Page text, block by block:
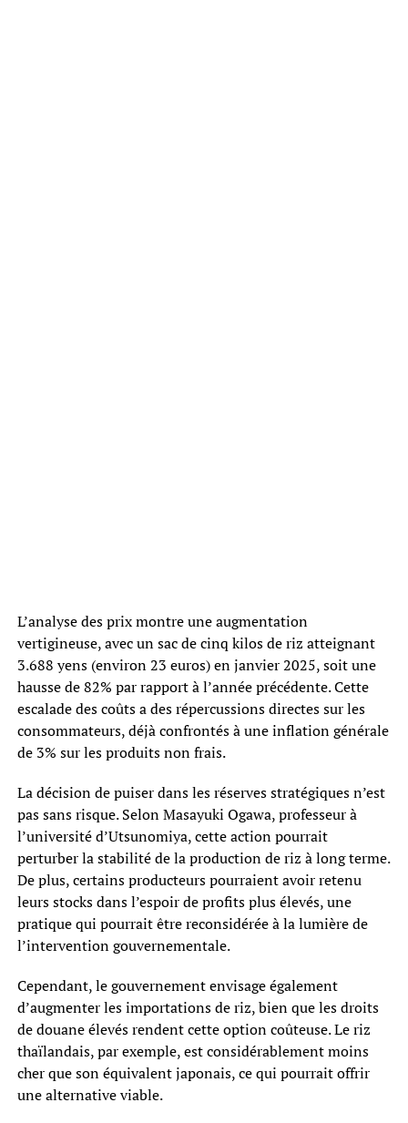
L’analyse des prix montre une augmentation
vertigineuse, avec un sac de cinq kilos de riz atteignant
3.688 yens (environ 23 euros) en janvier 2025, soit une
hausse de 82% par rapport à l’année précédente. Cette
escalade des coûts a des répercussions directes sur les
consommateurs, déjà confrontés à une inflation générale
de 3% sur les produits non frais.
La décision de puiser dans les réserves stratégiques n’est
pas sans risque. Selon Masayuki Ogawa, professeur à
l’université d’Utsunomiya, cette action pourrait
perturber la stabilité de la production de riz à long terme.
De plus, certains producteurs pourraient avoir retenu
leurs stocks dans l’espoir de profits plus élevés, une
pratique qui pourrait être reconsidérée à la lumière de
l’intervention gouvernementale.
Cependant, le gouvernement envisage également
d’augmenter les importations de riz, bien que les droits
de douane élevés rendent cette option coûteuse. Le riz
thaïlandais, par exemple, est considérablement moins
cher que son équivalent japonais, ce qui pourrait offrir
une alternative viable.